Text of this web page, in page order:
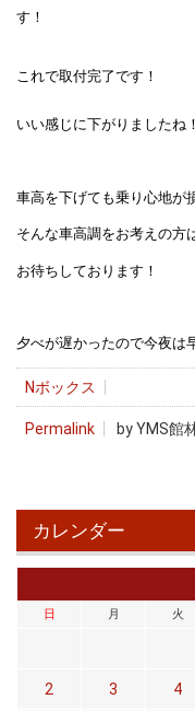
す！
これで取付完了です！
いい感じに下がりましたね！
車高を下げても乗り心地が
そんな車高調をお考えの方
お待ちしております！
夕べが遅かったので今夜は
Nボックス
Permalink by YMS
カレンダー
日 月 火
2 3 4